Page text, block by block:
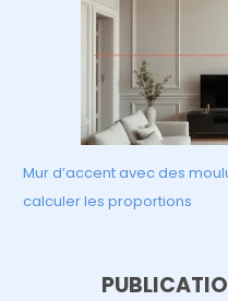
Mur d’accent avec des
calculer les proportions